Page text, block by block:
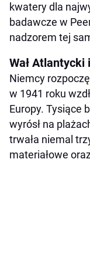
kwatery dla
badawcze w
nadzorem tej
Wał
Niemcy
w 1941 roku
Europy. Tysiące
wyrósł na
trwała niemal
materiałowe